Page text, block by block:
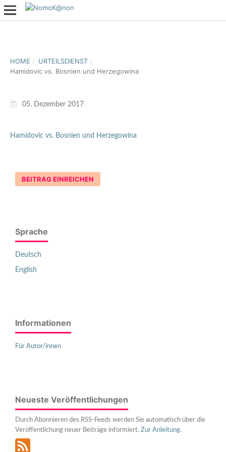
HOME / URTEILSDIENST /
Hamidovic vs. Bosnien und Herzegowina
05. Dezember 2017
Hamidovic vs. Bosnien und Herzegowina
BEITRAG EINREICHEN
Sprache
Deutsch
English
Informationen
Für Autor/innen
Neueste Veröffentlichungen
Durch Abonnieren des RSS-Feeds werden Sie automatisch über die
Veröffentlichung neuer Beiträge informiert. Zur Anleitung.